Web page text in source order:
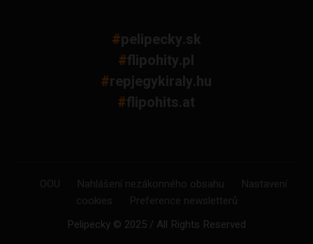
#pelipecky.sk
#flipohity.pl
#repjegykiraly.hu
#flipohits.at
OOU Nahlášení nezákonného obsahu
Nastavení
cookies
Preference newsletterů
Pelipecky © 2025 / All Rights Reserved